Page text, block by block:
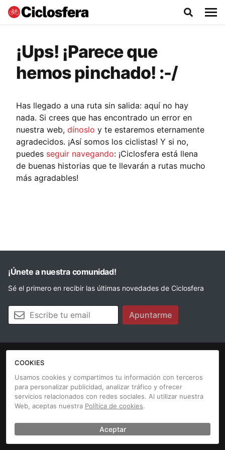
¡Ups! ¡Parece que
hemos pinchado! :-/
Has llegado a una ruta sin salida: aquí no hay
nada. Si crees que has encontrado un error en
nuestra web, dínoslo y te estaremos eternamente
agradecidos. ¡Así somos los ciclistas! Y si no,
puedes seguir navegando: ¡Ciclosfera está llena
de buenas historias que te llevarán a rutas mucho
más agradables!
¡Únete a nuestra comunidad!
Sé el primero en recibir las últimas novedades de Ciclosfera
Tu email Apuntarme
La revista
Aviso legal Política de cookies
COOKIES
Usamos cookies y compartimos tu información con terceros
para personalizar publicidad, analizar tráfico y ofrecer
servicios relacionados con redes sociales. Al utilizar nuestra
Web, aceptas nuestra Política de cookies.
Aceptar